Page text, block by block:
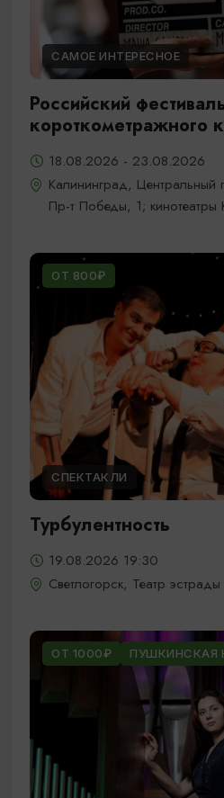
САМОЕ ИНТЕРЕСНОЕ
Российский
короткометражного
18.08.2026 - 23.08.2026
Калининград, Центральный
Пр-т Победы, 1; кинотеатры
ОТ 800₽
СПЕКТАКЛИ
Турбулентность
19.08.2026 19:30
Светлогорск, Театр
ОТ 1000₽ ПУШКИНСКАЯ